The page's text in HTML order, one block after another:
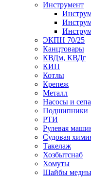
Инструмент
ЭКПН 70/25
Канцтовары
КВДм, КВДг
КИП
Котлы
Крепеж
Металл
Насосы и
Подшипники
РТИ
Рулевая
Судовая
Такелаж
Хозбытснаб
Хомуты
Шайбы